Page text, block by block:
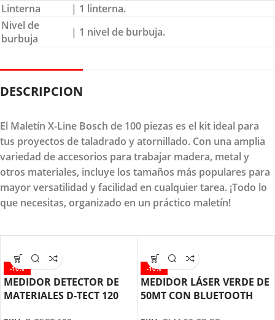
Linterna
| 1 linterna.
Nivel de
burbuja
| 1 nivel de burbuja.
DESCRIPCION
El Maletín X-Line Bosch de 100 piezas es el kit ideal para
tus proyectos de taladrado y atornillado. Con una amplia
variedad de accesorios para trabajar madera, metal y
otros materiales, incluye los tamaños más populares para
mayor versatilidad y facilidad en cualquier tarea. ¡Todo lo
que necesitas, organizado en un práctico maletín!
-10%
MEDIDOR DETECTOR DE
MATERIALES D-TECT 120
-10%
MEDIDOR LÁSER VERDE DE
50MT CON BLUETOOTH